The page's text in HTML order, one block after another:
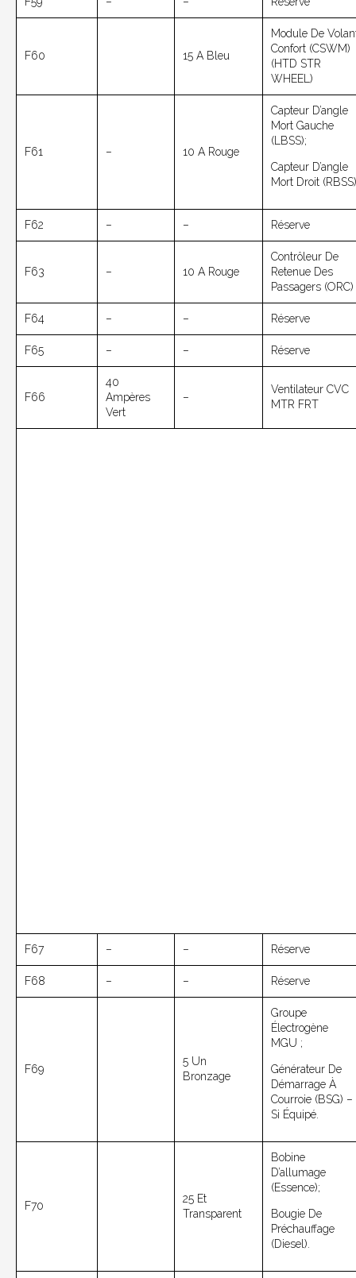
F60 15 A Bleu
Module De
Confort (CSWM)
(HTD STR
WHEEL)
F61 – 10 A Rouge
Capteur D’angle
Mort Gauche
(LBSS);
Capteur D’angle
Mort Droit
F62 – – Réserve
F63 – 10 A Rouge
Contrôleur De
Retenue Des
Passagers (ORC)
F64 – – Réserve
F65 – – Réserve
F66
40
Ampères
Vert
–
Ventilateur CVC
MTR FRT
F67 – – Réserve
F68 – – Réserve
F69
5 Un
Bronzage
Groupe
Électrogène
MGU ;
Générateur De
Démarrage À
Courroie (BSG) –
Si Équipé.
F70
25 Et
Transparent
Bobine
D’allumage
(essence);
Bougie De
Préchauffage
(Diesel).